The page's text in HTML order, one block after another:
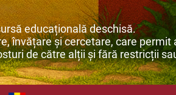
educațională deschisă.
învățare și cercetare, care
de către alții și fără restricții